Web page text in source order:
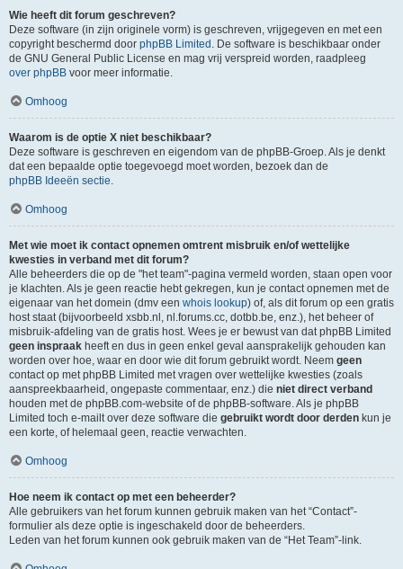
Wie heeft dit forum geschreven?
Deze software (in zijn originele vorm) is geschreven, vrijgegeven en met een
copyright beschermd door phpBB Limited . De software is beschikbaar onder
de GNU General Public License en mag vrij verspreid worden, raadpleeg
over phpBB voor meer informatie.
Omhoog
Waarom is de optie X niet beschikbaar?
Deze software is geschreven en eigendom van de phpBB-Groep. Als je denkt
dat een bepaalde optie toegevoegd moet worden, bezoek dan de
phpBB Ideeën sectie.
Omhoog
Met wie moet ik contact opnemen omtrent misbruik en/of wettelijke
kwesties in verband met dit forum?
Alle beheerders die op de "het team"-pagina vermeld worden, staan open voor
je klachten. Als je geen reactie hebt gekregen, kun je contact opnemen met de
eigenaar van het domein (dmv een whois lookup) of, als dit forum op een gratis
host staat (bijvoorbeeld xsbb.nl, nl.forums.cc, dotbb.be, enz.), het beheer of
misbruik-afdeling van de gratis host. Wees je er bewust van dat phpBB Limited
geen inspraak heeft en dus in geen enkel geval aansprakelijk gehouden kan
worden over hoe, waar en door wie dit forum gebruikt wordt. Neem geen
contact op met phpBB Limited met vragen over wettelijke kwesties (zoals
aanspreekbaarheid, ongepaste commentaar, enz.) die niet direct verband
houden met de phpBB.com-website of de phpBB-software. Als je phpBB
Limited toch e-mailt over deze software die gebruikt wordt door derden kun je
een korte, of helemaal geen, reactie verwachten.
Omhoog
Hoe neem ik contact op met een beheerder?
Alle gebruikers van het forum kunnen gebruik maken van het “Contact”-
formulier als deze optie is ingeschakeld door de beheerders.
Leden van het forum kunnen ook gebruik maken van de “Het Team”-link.